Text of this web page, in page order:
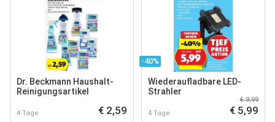
Dr. Beckmann Haushalt-
Reinigungsartikel
4 Tage € 2,59
-40%
Wiederaufladbare LED-
Strahler
4 Tage
€ 9,99
€ 5,99